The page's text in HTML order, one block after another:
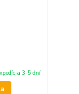
3-5 dní